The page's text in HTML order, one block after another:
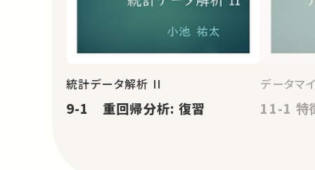
統計データ解析 II
9-1 重回帰分析: 復習
データマ
11-1 特